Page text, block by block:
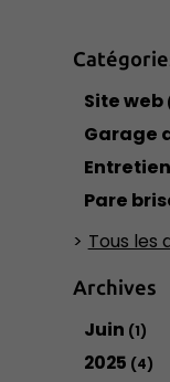
Site web
Pare
Tous les
Archives
Juin (1)
2025 (4)